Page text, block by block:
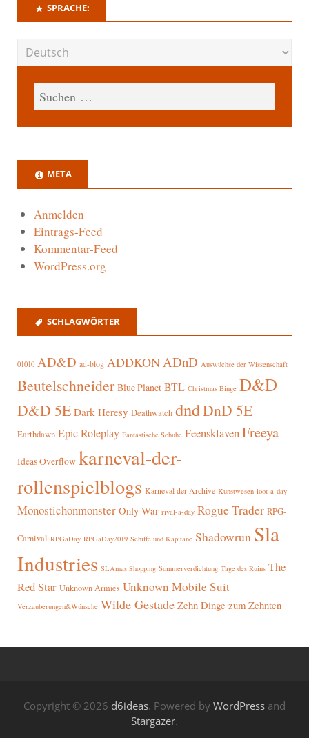
SPRACHE:
META
Anmelden
Eintrags-Feed
Kommentar-Feed
WordPress.org
SCHLAGWÖRTER
01010 AD&D ad-blog ADDKONADnD Auswüchse der Wissenschaft
Beutelschneider Blue Planet BTL Christmas Binge D&D
D&D 5E Dark Heresy Deathwatch dndDnD 5E
Earthdawn Epic Roleplay Fantastische Schuhe FeensklavenFreeya
Ideas Overflow karneval-der-
rollenspielblogs Karneval der Archive Kunstwesen loot-a-day
Monostichonmonster Only War rival-a-day Rogue Trader RPG-
Carnival RPGaDay RPGaDay2019 Schiffe und Kapitäne Shadowrun Sla
Industries SLAmas Shopping Sommerverdichtung Tage des Ruins The
Red Star Unknown Armies Unknown Mobile Suit
Verzauberungen&Wünsche Wilde Gestade Zehn Dinge zum Zehnten
Copyright © 2026 d6ideas. Powered by WordPress and
Stargazer.